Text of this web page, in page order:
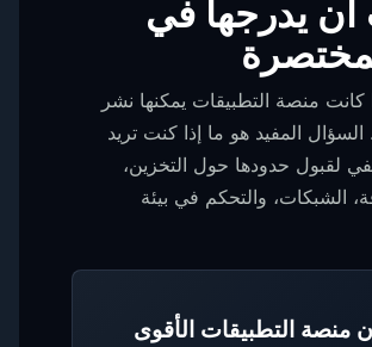
يدرجها في
منصة التطبيقات يمكنها نشر
المفيد هو ما إذا كنت تريد
لقبول حدودها حول التخزين،
الشبكات، والتحكم في بيئة
منصة التطبيقات الأقوى